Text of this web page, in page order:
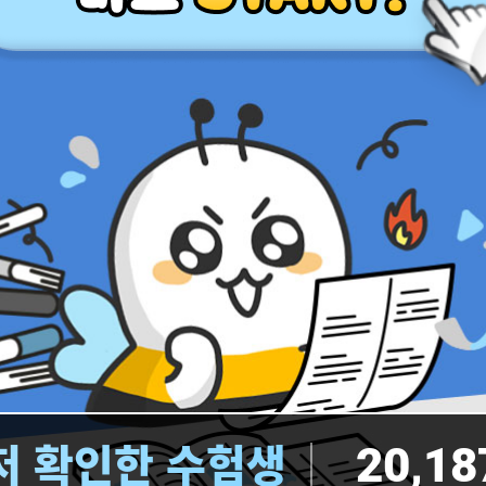
확인한 수험생